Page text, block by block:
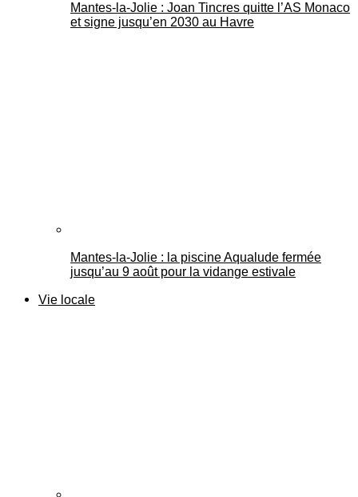
Mantes-la-Jolie : Joan Tincres quitte l’AS Monaco
et signe jusqu’en 2030 au Havre
Mantes-la-Jolie : la piscine Aqualude fermée
jusqu’au 9 août pour la vidange estivale
Vie locale